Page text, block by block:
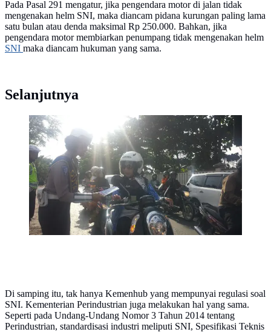
Pada Pasal 291 mengatur, jika pengendara motor di jalan tidak
mengenakan helm SNI, maka diancam pidana kurungan paling lama
satu bulan atau denda maksimal Rp 250.000. Bahkan, jika
pengendara motor membiarkan penumpang tidak mengenakan helm
SNI maka diancam hukuman yang sama.
Selanjutnya
Pada 16-29 November 2016, polwan cantik setiap hari
bakal memberikan helm gratis pada pengendara.
Namun, ada syaratnya. (Liputan6.com/Fajar Eko
Nugroho)
Di samping itu, tak hanya Kemenhub yang mempunyai regulasi soal
SNI. Kementerian Perindustrian juga melakukan hal yang sama.
Seperti pada Undang-Undang Nomor 3 Tahun 2014 tentang
Perindustrian, standardisasi industri meliputi SNI, Spesifikasi Teknis